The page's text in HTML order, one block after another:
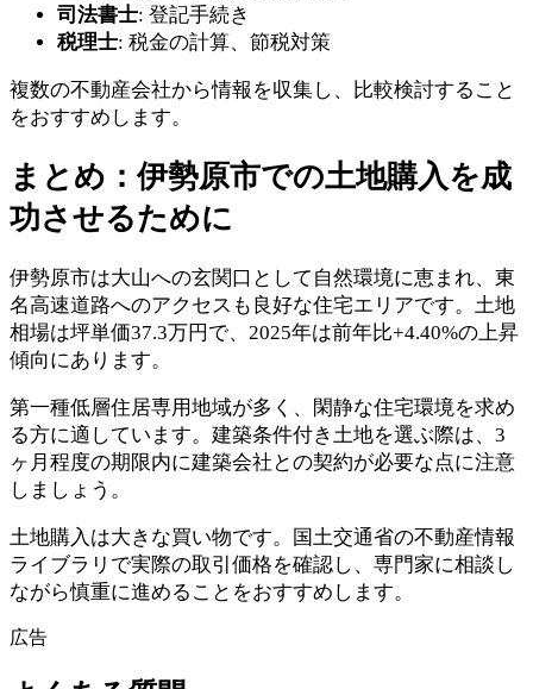
司法書士: 登記手続き
税理士: 税金の計算、節税対策
複数の不動産会社から情報を収集し、比較検討すること
をおすすめします。
まとめ：伊勢原市での土地購入を成
功させるために
伊勢原市は大山への玄関口として自然環境に恵まれ、東
名高速道路へのアクセスも良好な住宅エリアです。土地
相場は坪単価37.3万円で、2025年は前年比+4.40%の上昇
傾向にあります。
第一種低層住居専用地域が多く、閑静な住宅環境を求め
る方に適しています。建築条件付き土地を選ぶ際は、3
ヶ月程度の期限内に建築会社との契約が必要な点に注意
しましょう。
土地購入は大きな買い物です。国土交通省の不動産情報
ライブラリで実際の取引価格を確認し、専門家に相談し
ながら慎重に進めることをおすすめします。
広告